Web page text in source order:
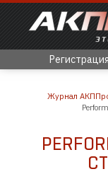
Регистрация
Журнал